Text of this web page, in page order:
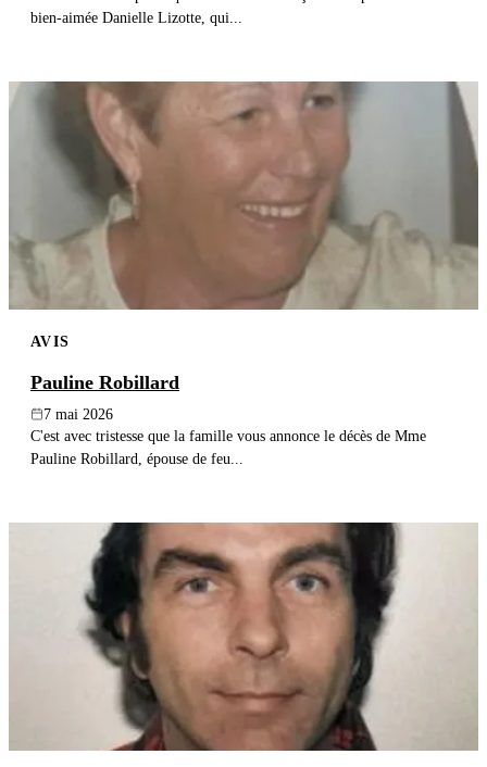
bien-aimée Danielle Lizotte, qui...
AVIS
Pauline Robillard
7 mai 2026
C'est avec tristesse que la famille vous annonce le décès de Mme
Pauline Robillard, épouse de feu...